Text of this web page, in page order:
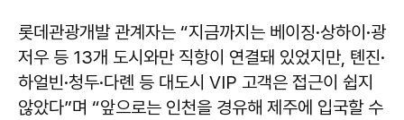
롯데관광개발 관계자는 “지금까지는 베이징·상하이·광
저우 등 13개 도시와만 직항이 연결돼 있었지만, 톈진·
하얼빈·청두·다롄 등 대도시 VIP 고객은 접근이 쉽지
않았다”며 “앞으로는 인천을 경유해 제주에 입국할 수